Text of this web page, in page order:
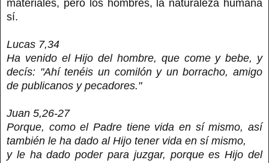
materiales, pero los hombres, la naturaleza humana
sí.
Lucas 7,34
Ha venido el Hijo del hombre, que come y bebe, y
decís: "Ahí tenéis un comilón y un borracho, amigo
de publicanos y pecadores."
Juan 5,26-27
Porque, como el Padre tiene vida en sí mismo, así
también le ha dado al Hijo tener vida en sí mismo,
y le ha dado poder para juzgar, porque es Hijo del